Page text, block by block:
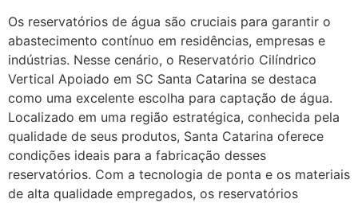
Os reservatórios de água são cruciais para garantir o
abastecimento contínuo em residências, empresas e
indústrias. Nesse cenário, o Reservatório Cilíndrico
Vertical Apoiado em SC Santa Catarina se destaca
como uma excelente escolha para captação de água.
Localizado em uma região estratégica, conhecida pela
qualidade de seus produtos, Santa Catarina oferece
condições ideais para a fabricação desses
reservatórios. Com a tecnologia de ponta e os materiais
de alta qualidade empregados, os reservatórios